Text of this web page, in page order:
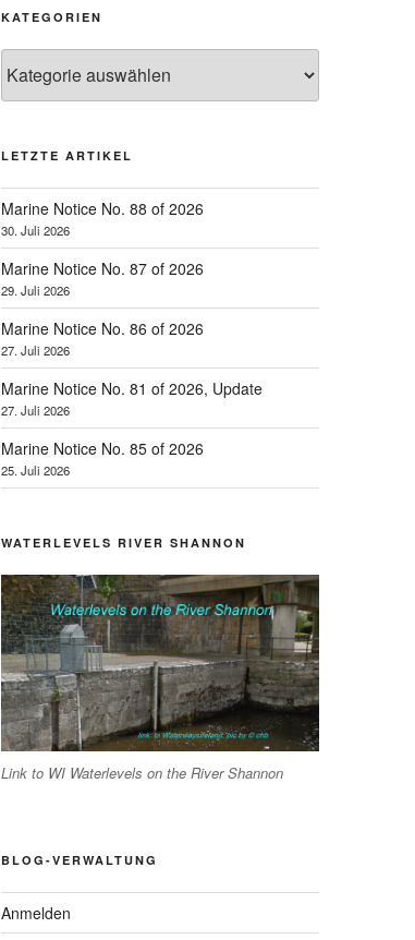
KATEGORIEN
LETZTE ARTIKEL
Marine Notice No. 88 of 2026
30. Juli 2026
Marine Notice No. 87 of 2026
29. Juli 2026
Marine Notice No. 86 of 2026
27. Juli 2026
Marine Notice No. 81 of 2026, Update
27. Juli 2026
Marine Notice No. 85 of 2026
25. Juli 2026
WATERLEVELS RIVER SHANNON
Link to WI Waterlevels on the River Shannon
BLOG-VERWALTUNG
Anmelden